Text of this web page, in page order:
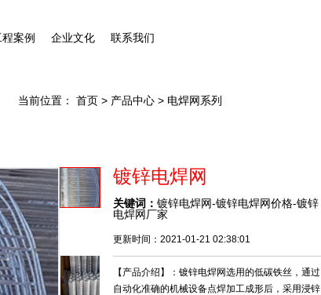
程案例 企业文化 联系我们
当前位置： 首页 > 产品中心 > 电焊网系列
镀锌电焊网
关键词： 镀锌电焊网-镀锌电焊网价格-镀锌
电焊网厂家
更新时间：2021-01-21 02:38:01
【产品介绍】：镀锌电焊网选用的低碳铁丝，通过
自动化准确的机械设备点焊加工成形后，采用浸锌